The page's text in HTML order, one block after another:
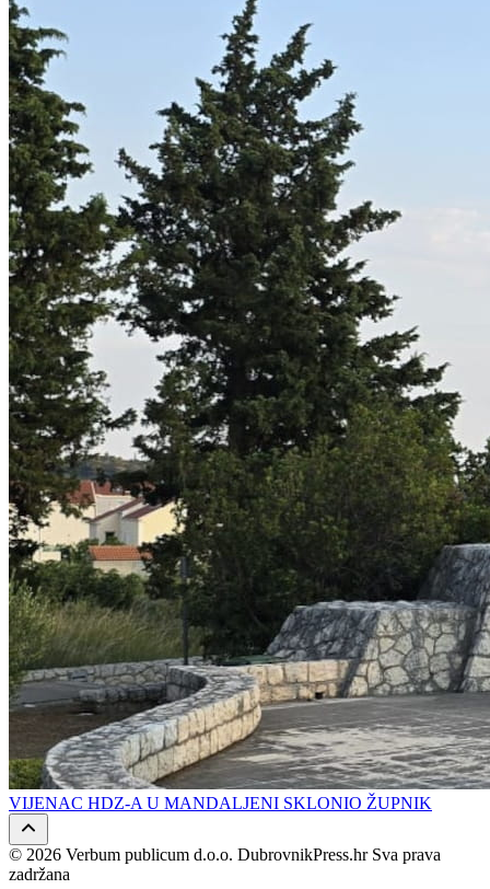
VIJENAC HDZ-A U MANDALJENI SKLONIO ŽUPNIK
© 2026 Verbum publicum d.o.o. DubrovnikPress.hr Sva prava
zadržana